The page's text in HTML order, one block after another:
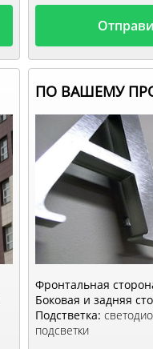
ПО ВАШЕМУ
Фронтальная
Боковая и задняя
Подстветка:
подсветки